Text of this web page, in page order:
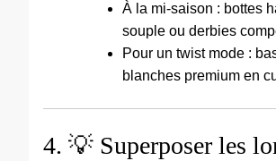
À la mi-saison : bottes
souple ou derbies
Pour un twist mode :
blanches premium en
4. 💡 Superposer les